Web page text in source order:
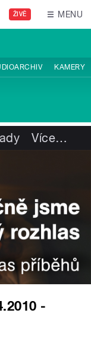
ŽIVĚ MENU
KAMERY
Více…
-